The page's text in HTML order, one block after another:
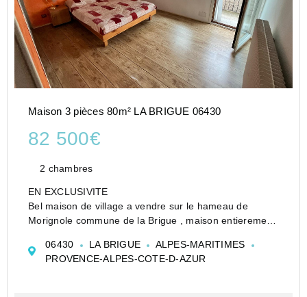
Maison 3 pièces 80m² LA BRIGUE 06430
82 500€
2 chambres
EN EXCLUSIVITE
Bel maison de village a vendre sur le hameau de
Morignole commune de la Brigue , maison entierement
cuisine ouverte sur le séjour , deux grandes chambres,
deux salles de bain , un balcon ...
06430 LA BRIGUE
ALPES-MARITIMES
PROVENCE-ALPES-COTE-D-AZUR